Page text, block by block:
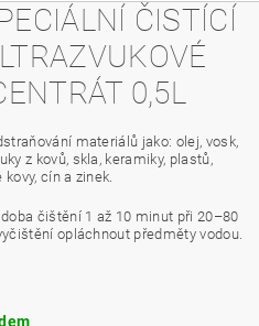
ČISTÍCÍ
0,5L
materiálů jako: olej, vosk,
z kovů, skla, keramiky, plastů,
cín a zinek.
čištění 1 až 10 minut při 20–80
opláchnout předměty vodou.